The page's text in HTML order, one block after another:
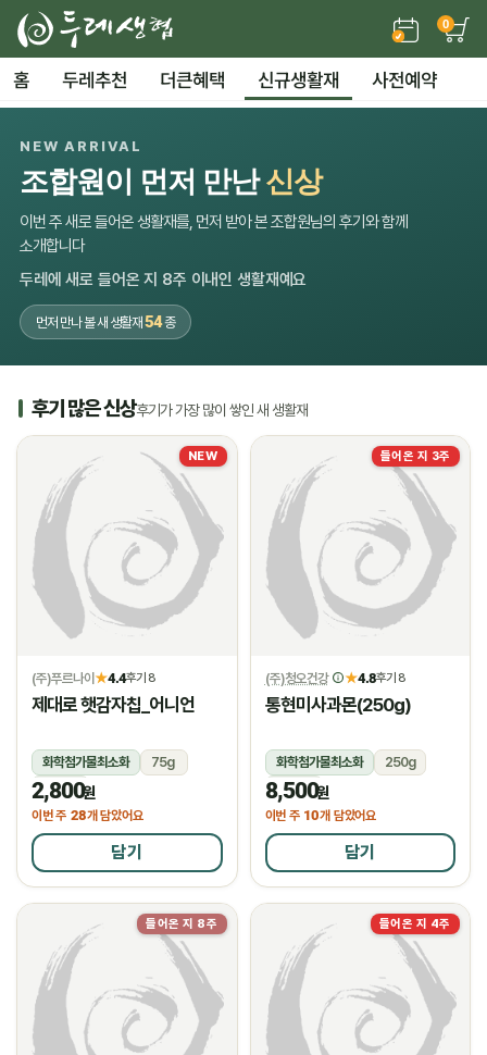
0
홈 두레추천 더큰혜택 신규생활재 사전예약
NEW ARRIVAL
조합원이 먼저 만난신상
이번 주 새로 들어온 생활재를, 먼저 받아 본 조합원님의 후기와 함께
소개합니다
두레에 새로 들어온 지 8주 이내인 생활재예요
먼저 만나 볼 새 생활재 54종
후기 많은 신상후기가 가장 많이 쌓인 새 생활재
NEW
(주)푸르나이★4.4후기 8
제대로 햇감자칩_어니언
화학첨가물최소화
75g
상온
2,800원
이번 주 28개 담았어요
담기
들어온 지 3주
(주)청오건강 ★4.8후기 8
통현미사과몬(250g)
화학첨가물최소화
250g
상온
8,500원
이번 주 10개 담았어요
담기
들어온 지 8주 들어온 지 4주